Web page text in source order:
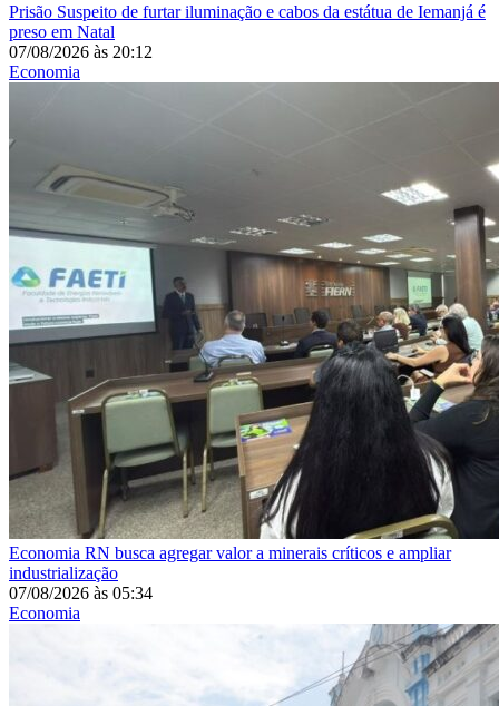
Prisão Suspeito de furtar iluminação e cabos da estátua de Iemanjá é
preso em Natal
07/08/2026 às 20:12
Economia
Economia RN busca agregar valor a minerais críticos e ampliar
industrialização
07/08/2026 às 05:34
Economia